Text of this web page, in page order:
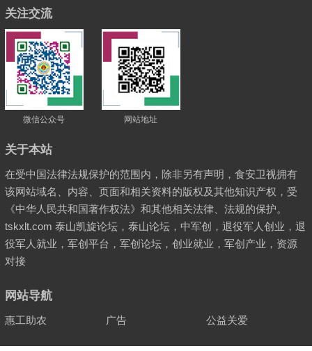
关注交流
微信公众号 网站地址
关于本站
在受中国法律法规保护的范围内，除非另有声明，食安卫视拥有
该网站域名、内容、页面和相关资料的版权及其他知识产权，受
《中华人民共和国著作权法》和其他相关法律、法规的保护。
tskxlt.com 泰山凯旋论坛，泰山论坛，中军创，退役军人创业，退
役军人就业，军创平台，军创论坛，创业就业，军创产业，资源
对接
网站导航
惠工助农 广告 公益关爱